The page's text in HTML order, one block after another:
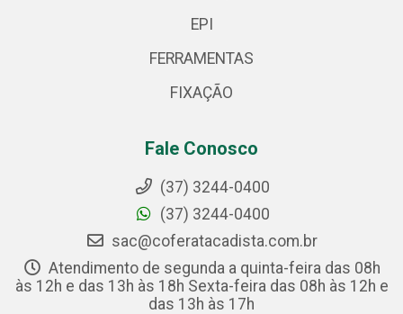
EPI
FERRAMENTAS
FIXAÇÃO
Fale Conosco
(37) 3244-0400
(37) 3244-0400
sac@coferatacadista.com.br
Atendimento de segunda a quinta-feira das 08h
às 12h e das 13h às 18h Sexta-feira das 08h às 12h e
das 13h às 17h